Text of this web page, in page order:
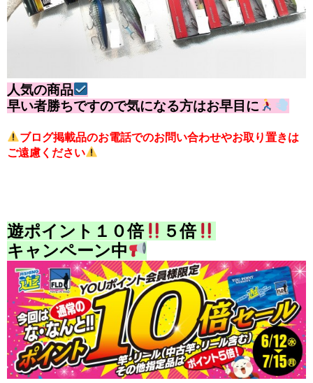
人気の商品
早い者勝ちですので気になる方はお早目に
ブログ掲載品のお電話でのお問い合わせやお取り置きは
ご遠慮ください
遊ポイント１０倍
５倍
キャンペーン中